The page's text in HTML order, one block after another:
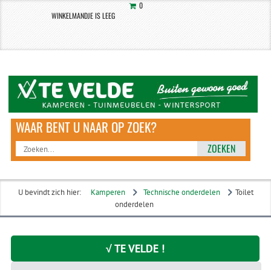
0
WINKELMANDJE IS LEEG
ZOEKEN
U bevindt zich hier: Kamperen Technische onderdelen
Toilet
onderdelen
√ TE VELDE !